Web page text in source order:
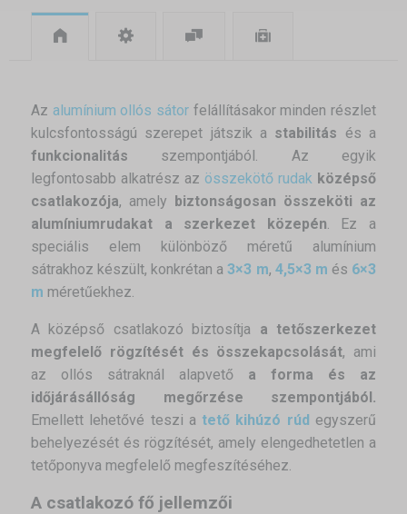
Az alumínium ollós sátor felállításakor minden részlet
kulcsfontosságú szerepet játszik a stabilitás és a
funkcionalitás szempontjából. Az egyik
legfontosabb alkatrész az összekötő rudak középső
csatlakozója, amely biztonságosan összeköti az
alumíniumrudakat a szerkezet közepén . Ez a
speciális elem különböző méretű alumínium
sátrakhoz készült, konkrétan a3×3 m, 4,5×3 m és 6×3
m méretűekhez.
A középső csatlakozó biztosítja a tetőszerkezet
megfelelő rögzítését és összekapcsolását, ami
az ollós sátraknál alapvető a forma és az
időjárásállóság megőrzése szempontjából.
Emellett lehetővé teszi a tető kihúzó rúd egyszerű
behelyezését és rögzítését, amely elengedhetetlen a
tetőponyva megfelelő megfeszítéséhez.
A csatlakozó fő jellemzői